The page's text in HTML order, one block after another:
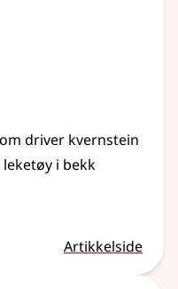
driver kvernstein
i bekk
Artikkelside